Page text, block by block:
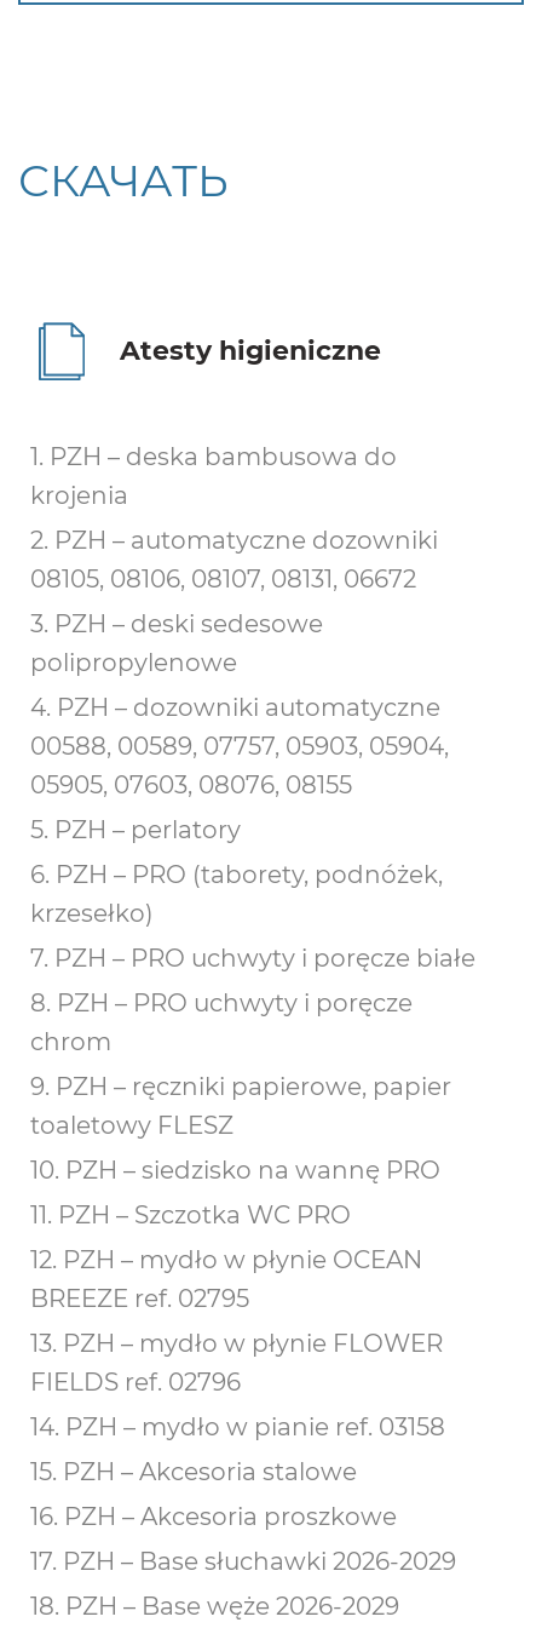
СКАЧАТЬ
Atesty higieniczne
1. PZH – deska bambusowa do
krojenia
2. PZH – automatyczne dozowniki
08105, 08106, 08107, 08131, 06672
3. PZH – deski sedesowe
polipropylenowe
4. PZH – dozowniki automatyczne
00588, 00589, 07757, 05903, 05904,
05905, 07603, 08076, 08155
5. PZH – perlatory
6. PZH – PRO (taborety, podnóżek,
krzesełko)
7. PZH – PRO uchwyty i poręcze białe
8. PZH – PRO uchwyty i poręcze
chrom
9. PZH – ręczniki papierowe, papier
toaletowy FLESZ
10. PZH – siedzisko na wannę PRO
11. PZH – Szczotka WC PRO
12. PZH – mydło w płynie OCEAN
BREEZE ref. 02795
13. PZH – mydło w płynie FLOWER
FIELDS ref. 02796
14. PZH – mydło w pianie ref. 03158
15. PZH – Akcesoria stalowe
16. PZH – Akcesoria proszkowe
17. PZH – Base słuchawki 2026-2029
18. PZH – Base węże 2026-2029